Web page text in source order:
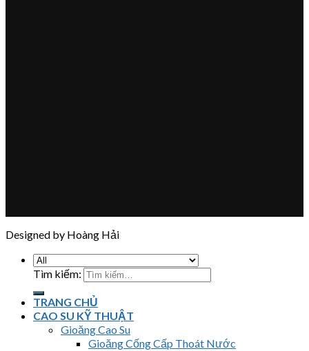
Designed by Hoàng Hải
Tìm kiếm:
TRANG CHỦ
CAO SU KỸ THUẬT
Gioăng Cao Su
Gioăng Cống Cấp Thoát Nước